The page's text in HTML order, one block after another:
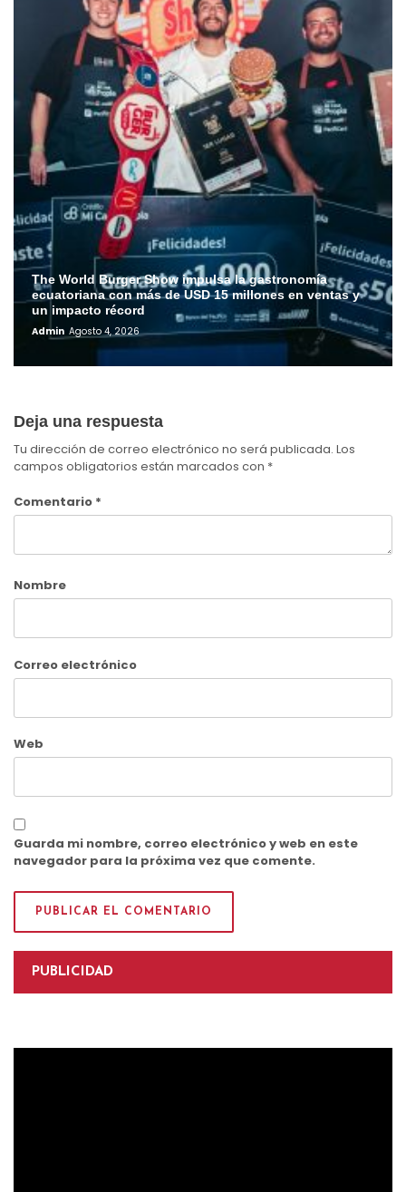
The World Burger Show impulsa la gastronomía
ecuatoriana con más de USD 15 millones en ventas y
un impacto récord
Admin Agosto 4, 2026
Deja una respuesta
Tu dirección de correo electrónico no será publicada. Los
campos obligatorios están marcados con *
Comentario *
Nombre
Correo electrónico
Web
Guarda mi nombre, correo electrónico y web en este
navegador para la próxima vez que comente.
PUBLICIDAD